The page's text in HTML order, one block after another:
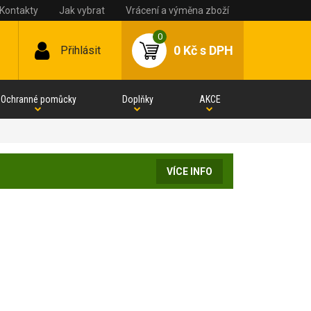
Kontakty Jak vybrat Vrácení a výměna zboží
Přihlásit
0
0 Kčs DPH
Ochranné pomůcky Doplňky AKCE
VÍCE INFO